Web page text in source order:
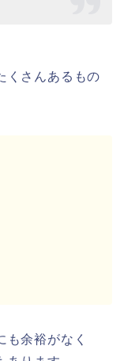
くさんあるもの
余裕がなく